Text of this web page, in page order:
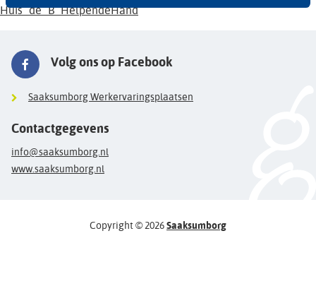
Huis_de_B_HelpendeHand
Volg ons op Facebook
Saaksumborg Werkervaringsplaatsen
Contactgegevens
info@saaksumborg.nl
www.saaksumborg.nl
Copyright © 2026Saaksumborg